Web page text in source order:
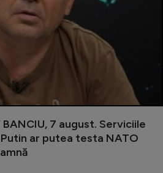
BANCIU, 7 august. Serviciile
ar putea testa NATO